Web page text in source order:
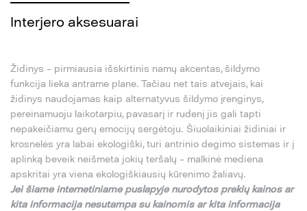
Interjero aksesuarai
Židinys – pirmiausia išskirtinis namų akcentas, šildymo
funkcija lieka antrame plane. Tačiau net tais atvejais, kai
židinys naudojamas kaip alternatyvus šildymo įrenginys,
pereinamuoju laikotarpiu, pavasarį ir rudenį jis gali tapti
nepakeičiamu gerų emocijų sergėtoju. Šiuolaikiniai židiniai ir
krosnelės yra labai ekologiški, turi antrinio degimo sistemas ir į
aplinką beveik neišmeta jokių teršalų – malkinė mediena
apskritai yra viena ekologiškiausių kūrenimo žaliavų.
Jeišiame internetiniame puslapyje nurodytos prekiųkainos ar
kita informacija nesutampa sukainomis ar kita informacija